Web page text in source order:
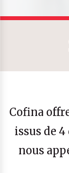
Cofina
issus de
nous